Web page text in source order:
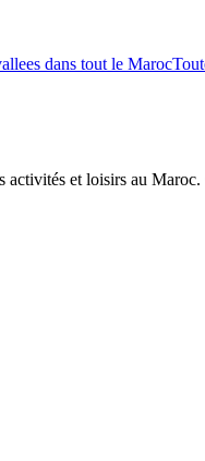
dans tout le Maroc
et loisirs au